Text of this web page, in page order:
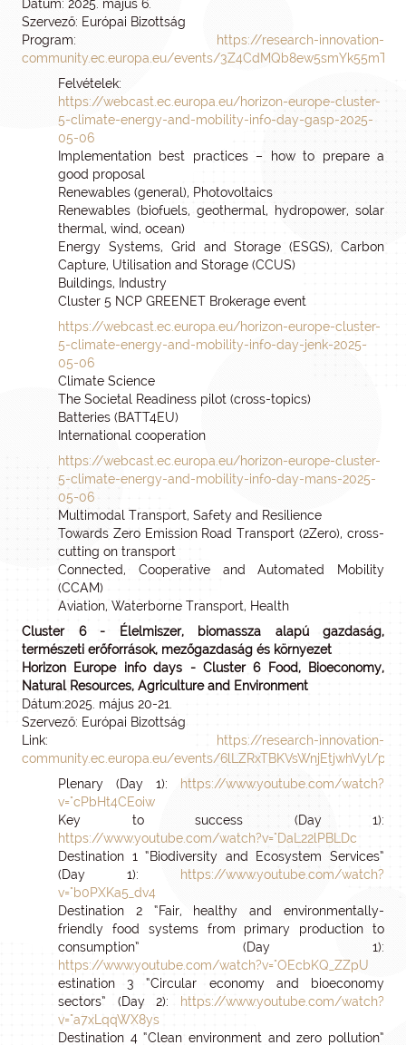
Dátum: 2025. május 6.
Szervező: Európai Bizottság
Program:
https://research-innovation-
community.ec.europa.eu/events/
Felvételek:
https://webcast.ec.europa.eu/horizon-europe-cluster-
5-climate-energy-and-mobility-info-day-gasp-2025-
05-06
Implementation best practices – how to prepare a
good proposal
Renewables (general), Photovoltaics
Renewables (biofuels, geothermal, hydropower, solar
thermal, wind, ocean)
Energy Systems, Grid and Storage (ESGS), Carbon
Capture, Utilisation and Storage (CCUS)
Buildings, Industry
Cluster 5 NCP GREENET Brokerage event
https://webcast.ec.europa.eu/horizon-europe-cluster-
5-climate-energy-and-mobility-info-day-jenk-2025-
05-06
Climate Science
The Societal Readiness pilot (cross-topics)
Batteries (BATT4EU)
International cooperation
https://webcast.ec.europa.eu/horizon-europe-cluster-
5-climate-energy-and-mobility-info-day-mans-2025-
05-06
Multimodal Transport, Safety and Resilience
Towards Zero Emission Road Transport (2Zero), cross-
cutting on transport
Connected, Cooperative and Automated Mobility
(CCAM)
Aviation, Waterborne Transport, Health
Cluster 6 - Élelmiszer, biomassza alapú gazdaság,
természeti erőforrások, mezőgazdaság és környezet
Horizon Europe info days - Cluster 6 Food, Bioeconomy,
Natural Resources, Agriculture and Environment
Dátum:2025. május 20-21.
Szervező: Európai Bizottság
Link:
https://research-innovation-
community.ec.europa.eu/events/6lLZRxTBKVsWnjEtjwhVyl/
Plenary (Day 1):
https://www.youtube.com/watch?
v="cPbHt4CEoiw
Key to success (Day 1):
https://www.youtube.com/watch?v="DaL22lPBLDc
Destination 1 “Biodiversity and Ecosystem Services”
(Day 1):
https://www.youtube.com/watch?
v="b0PXKa5_dv4
Destination 2 “Fair, healthy and environmentally-
friendly food systems from primary production to
consumption” (Day 1):
https://www.youtube.com/watch?v="OEcbKQ_ZZpU
estination 3 “Circular economy and bioeconomy
sectors” (Day 2):
https://www.youtube.com/watch?
v="a7xLqqWX8ys
Destination 4 “Clean environment and zero pollution”